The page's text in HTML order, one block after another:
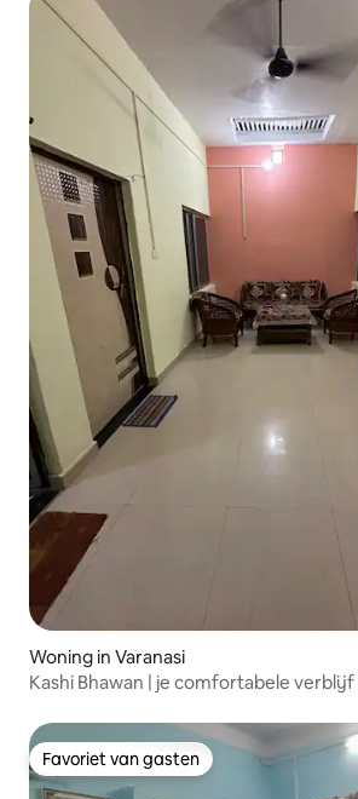
Woning in Varanasi
Kashi Bhawan | je comfortabele verblijf
Favoriet van gasten
Favoriet van gasten